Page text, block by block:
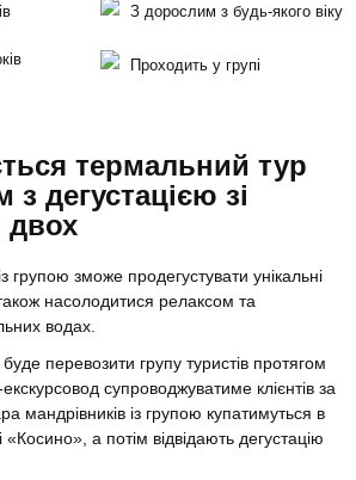
З дорослим з будь-якого віку
Проходить у групі
термальний тур
з дегустацією зі
двох
групою зможе продегустувати унікальні
насолодитися релаксом та
водах.
перевозити групу туристів протягом
супроводжуватиме клієнтів за
мандрівників із групою купатимуться в
а потім відвідають дегустацію